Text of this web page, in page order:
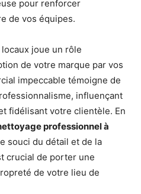
pour renforcer
de vos équipes.
locaux joue un rôle
de votre marque par vos
impeccable témoigne de
influençant
fidélisant votre clientèle. En
professionnel à
souci du détail et de la
crucial de porter une
de votre lieu de